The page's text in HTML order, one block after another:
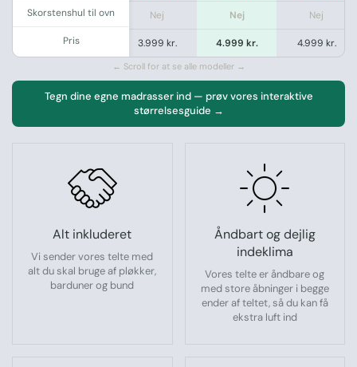
Skorstenshul til ovn
Pris
Nej Nej Nej
3.999 kr. 4.999 kr. 4.999 kr.
← Scroll for at se alle modeller →
Tegn dine egne madrasser ind — prøv vores interaktive
størrelsesguide →
Alt inkluderet
Vi sender vores telte med
alt du skal bruge af pløkker,
barduner og bund
Åndbart og dejlig
indeklima
Vores telte er åndbare og
med store åbninger i begge
ender af teltet, så du kan få
ekstra luft ind